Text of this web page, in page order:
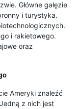
Główne gałęzie
i turystyka.
i rakietowego.
oraz
Ameryki znaleźć
z nich jest